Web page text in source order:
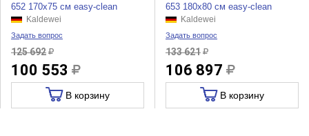
652 170x75 см easy-clean
Kaldewei
Задать вопрос
125 692
100 553
В корзину
653 180x80 см easy-clean
Kaldewei
Задать вопрос
133 621
106 897
В корзину